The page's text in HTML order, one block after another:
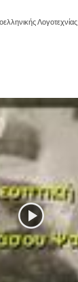
Λογοτεχνίας